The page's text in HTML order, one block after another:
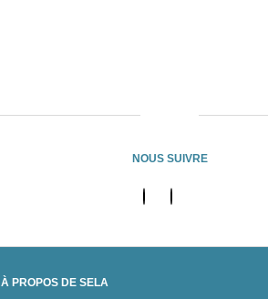
NOUS SUIVRE
À PROPOS DE SELA